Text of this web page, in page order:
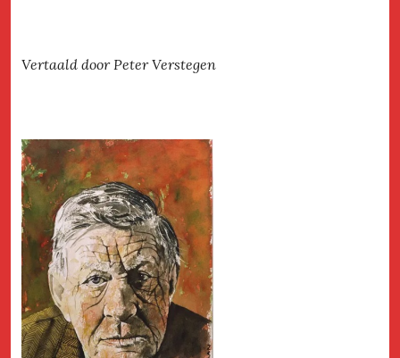
Vertaald door Peter Verstegen